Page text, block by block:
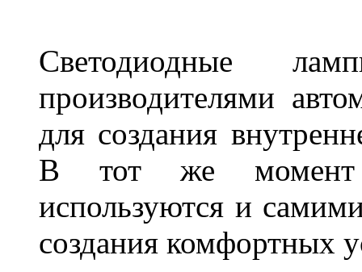
Светодиодные
производителями
для создания
В тот же момент
используются и
создания комфортных